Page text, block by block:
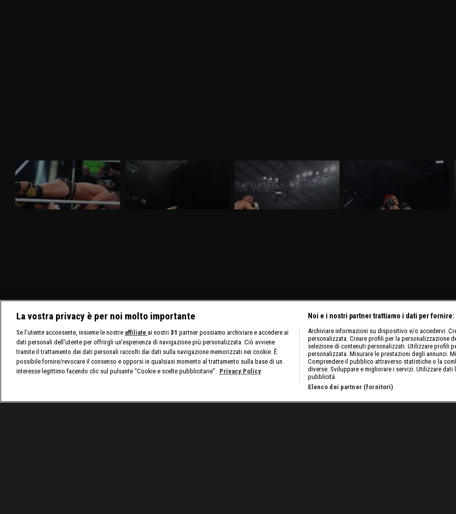
WWE NXT 24 marzo 2026: Saints e
D'Angelo a confronto
Nella puntata di NXT del 24 marzo,visibile
su discovery+, si affrontano Ricky Saints
e Tony D'Angelo. Gauntlet Match per
stabilire il prossimo avversario di Myles
WWE NXT 17 marzo 2026: tutti i
titoli femminili in palio
Jacy Jayne, Sol Ruca e Zaria per il titolo
assoluto. Tatum Paxley e Izzi Dame si
WWE NXT 10 marzo 2026: i primi
sfidanti per lo Speed
Nella puntata di NXT del 10 marzo,
visibile su discovery+, sono in
programma due N.1 Contender's Match,
per lo Speed Championship maschile e
su discovery+, Zaria sfida Jacy Jayne per
il titolo femminile.
La vostra privacy è per noi molto importante
Se l'utente acconsente, insieme le nostre affiliate ai nostri 31 partner possiamo archiviare e accedere ai
dati personali dell'utente per offrirgli un'esperienza di navigazione più personalizzata. Ciò avviene
tramite il trattamento dei dati personali raccolti dai dati sulla navigazione memorizzati nei cookie. È
possibile fornire/revocare il consenso e opporsi in qualsiasi momento al trattamento sulla base di un
interesse legittimo facendo clic sul pulsante “Cookie e scelte pubblicitarie”. Privacy Policy
Noi e i nostri partner trattiamo i dati per fornire:
Archiviare informazioni su dispositivo e/o accedervi.
personalizzata. Creare profili per la personalizzazione
selezione di contenuti personalizzati. Utilizzare profili
personalizzata. Misurare le prestazioni degli annunci.
Comprendere il pubblico attraverso statistiche o la
diverse. Sviluppare e migliorare i servizi. Utilizzare dati
pubblicità.
Elenco dei partner (fornitori)